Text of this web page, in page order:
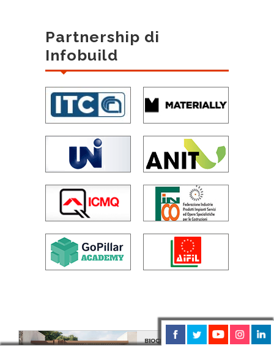
Partnership di
Infobuild